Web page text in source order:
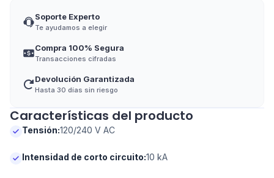
Soporte Experto
Te ayudamos a elegir
Compra 100% Segura
Transacciones cifradas
Devolución Garantizada
Hasta 30 días sin riesgo
Características del producto
Tensión:120/240 V AC
Intensidad de corto circuito:10 kA